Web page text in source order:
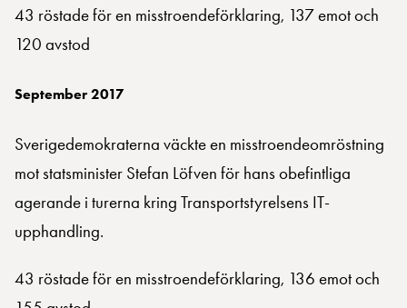
43 röstade för en misstroendeförklaring, 137 emot och
120 avstod
September 2017
Sverigedemokraterna väckte en misstroendeomröstning
mot statsminister Stefan Löfven för hans obefintliga
agerande i turerna kring Transportstyrelsens IT-
upphandling.
43 röstade för en misstroendeförklaring, 136 emot och